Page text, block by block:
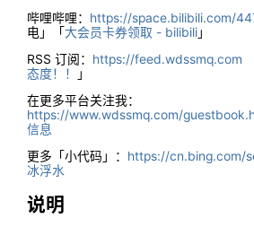
哔哩哔哩： https://space.bilibili.com/
电」「 大会员卡券领取 - bilibili」
RSS 订阅： https://feed.wdssmq.com 「
态度！！
」
在更多平台关注我：
https://www.wdssmq.com/
信息
更多「小代码」： https://cn.bing.com/
冰浮水
说明